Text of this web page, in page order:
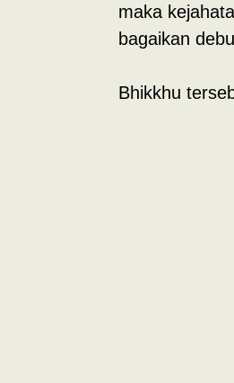
maka
bagaikan
Bhikkhu